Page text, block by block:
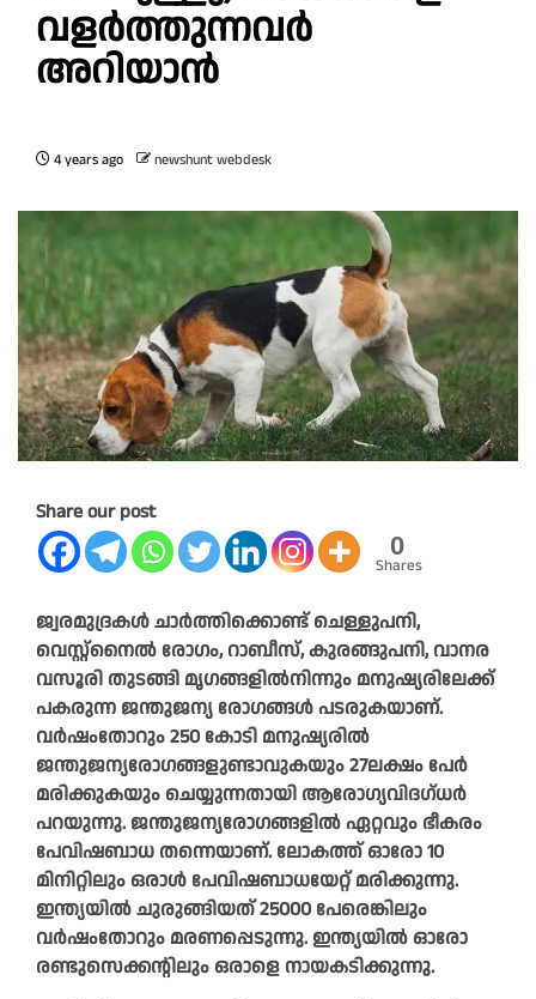
വളർത്തുന്നവർ
അറിയാൻ
4 years ago newshunt webdesk
Share our post
0
Shares
ജ്വരമുദ്രകൾ ചാർത്തിക്കൊണ്ട് ചെള്ളുപനി,
വെസ്റ്റ്‌നൈൽ രോഗം, റാബീസ്, കുരങ്ങുപനി, വാനര
വസൂരി തുടങ്ങി മൃഗങ്ങളിൽനിന്നും മനുഷ്യരിലേക്ക്
പകരുന്ന ജന്തുജന്യ രോഗങ്ങൾ പടരുകയാണ്.
വർഷംതോറും 250 കോടി മനുഷ്യരിൽ
ജന്തുജന്യരോഗങ്ങളുണ്ടാവുകയും 27ലക്ഷം പേർ
മരിക്കുകയും ചെയ്യുന്നതായി ആരോഗ്യവിദഗ്ധർ
പറയുന്നു. ജന്തുജന്യരോഗങ്ങളിൽ ഏറ്റവും ഭീകരം
പേവിഷബാധ തന്നെയാണ്. ലോകത്ത് ഓരോ 10
മിനിറ്റിലും ഒരാൾ പേവിഷബാധയേറ്റ് മരിക്കുന്നു.
ഇന്ത്യയിൽ ചുരുങ്ങിയത് 25000 പേരെങ്കിലും
വർഷംതോറും മരണപ്പെടുന്നു. ഇന്ത്യയിൽ ഓരോ
രണ്ടുസെക്കന്റിലും ഒരാളെ നായകടിക്കുന്നു.